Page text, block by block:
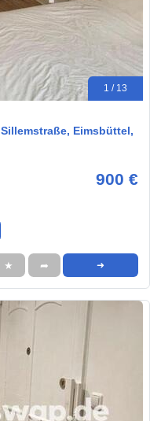
1 / 13
Eimsbüttel,
900 €
★ ➦ ➜